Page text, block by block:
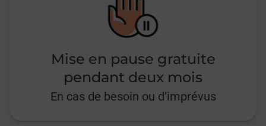
Mise en pause gratuite
pendant deux mois
En cas de besoin ou d’imprévus